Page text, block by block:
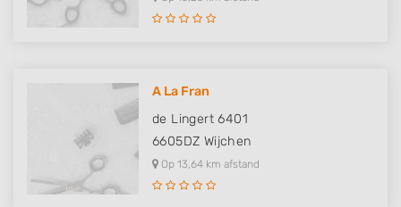
A La Fran
de Lingert 6401
6605DZ Wijchen
Op 13,64 km afstand